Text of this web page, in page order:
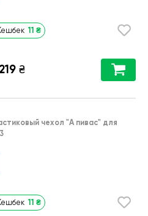
11 ₴
219 ₴
чехол "А пивас" для
11 ₴